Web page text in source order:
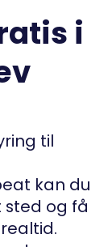
i
til
kan du
sted og få